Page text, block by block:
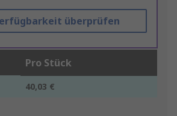
überprüfen
Pro Stück
40,03 €